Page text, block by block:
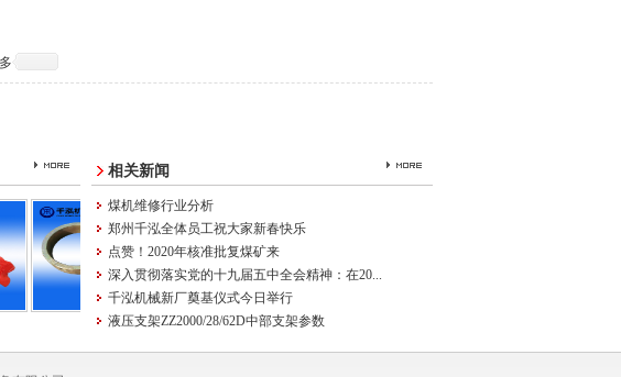
圆环链
相关新闻
煤机维修行业分析
郑州千泓全体员工祝大家新春快乐
点赞！2020年核准批复煤矿来
深入贯彻落实党的十九届五中全会精神：在20...
千泓机械新厂奠基仪式今日举行
液压支架ZZ2000/28/62D中部支架参数